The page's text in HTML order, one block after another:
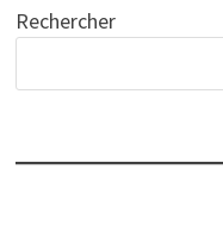
Rechercher